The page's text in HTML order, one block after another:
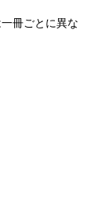
冊ごとに異な